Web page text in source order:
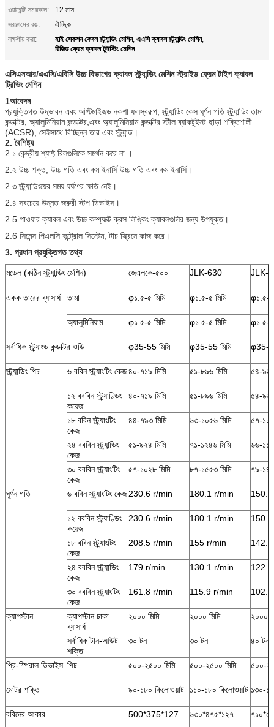
ওয়ারেন্টি সময়কাল:
12 মাস
সরঞ্জামের রঙ:
ঐচ্ছিক
লক্ষণীয় করা:
হাই সেকশন কেবল স্ট্র্যান্ডিং মেশিন, এএসি ক্যাবল স্ট্র্যান্ডিং মেশিন,
রিজিড ফ্রেম ক্যাবল টুইস্টিং মেশিন
এসিএসআর/এএসি/এবিসি উচ্চ বিভাগের ক্যাবল স্ট্র্যান্ডিং মেশিন স্ট্রাইড ফ্রেম টাইপ ক্যাবল
ট্রিভিং মেশিন
1আবেদন
প্রযুক্তিগত উদ্ভাবন এবং অপ্টিমাইজড নকশা ফলস্বরূপ, স্ট্র্যান্ডিং কেস ঘূর্ণন গতি স্ট্র্যান্ডিং তামা
কন্ডাক্টর, অ্যালুমিনিয়াম কন্ডাক্টর,এবং অ্যালুমিনিয়াম কন্ডাক্টর স্টীল ব্যাকটুইস্ট ছাড়া শক্তিশালী
(ACSR), সেইসাথে বিচ্ছিন্ন তার এবং স্ট্র্যান্ড।
2. বৈশিষ্ট্য
2.১ কেন্দ্রীয় শ্যাফ্ট রিলগুলিকে সমর্থন করে না ।
2.২ উচ্চ শক্ত, উচ্চ গতি এবং কম ইনার্সি উচ্চ গতি এবং কম ইনার্সি।
2.৩ স্ট্র্যান্ডিংয়ের সময় ঘর্ষণের ক্ষতি নেই।
2.৪ সবচেয়ে উন্নত জরুরী স্টপ ডিভাইস।
2.5 পাওয়ার ক্যাবল এবং উচ্চ কম্প্যাক্ট ক্রস লিঙ্কিং ক্যাবলগুলির জন্য উপযুক্ত।
2.6 সিমেন্স পিএলসি কন্ট্রোল সিস্টেম, টাচ স্ক্রিনে কাজ করে।
3. প্রধান প্রযুক্তিগত তথ্য
মডেল (কঠিন স্ট্র্যান্ডিং মেশিন) জেএলকে-৫০০ JLK-630 JLK-
একক তারের ব্যাসার্ধ তামা φ১.৫-৫ মিমি φ১.৫-৫ মিমি φ১.৫-৫
অ্যালুমিনিয়াম φ১.৫-৫ মিমি φ১.৫-৫ মিমি φ১.৫-৫
সর্বাধিক স্ট্র্যাংড কন্ডাক্টর ওডি φ35-55 মিমি φ35-55 মিমি φ35-
স্ট্র্যান্ডিং পিচ ৬ ববিন স্ট্র্যাংটিং কেজ৪০-৭১৯ মিমি ৫১-৮৯৬ মিমি ৫৪-৯৬৩
১২ বববিন স্ট্র্যাণ্ডিং
কয়েজ
৪০-৭১৯ মিমি ৫১-৮৯৬ মিমি ৫৪-৯৬৩
১৮ ববিন স্ট্র্যাংটিং
কেজ
৪৪-৭৯৩ মিমি ৬৩-১০৫৬ মিমি ৫৭-
২৪ বববিন স্ট্র্যান্ডিং
কেজ
৫১-৯২৪ মিমি ৭১-১২৪৬ মিমি ৬৬-
৩০ বববিন স্ট্র্যাংটিং
কেজ
৫৭-১০২৮ মিমি ৮৭-১৫৫৩ মিমি ৭৯-
ঘূর্ণন গতি ৬ ববিন স্ট্র্যাংটিং কেজ 230.6 r/min 180.1 r/min
১২ বববিন স্ট্র্যাণ্ডিং
কয়েজ
230.6 r/min 180.1 r/min
১৮ ববিন স্ট্র্যাংটিং
কেজ
208.5 r/min 155 r/min
২৪ বববিন স্ট্র্যান্ডিং
কেজ
179 r/min 130.1 r/min
৩০ বববিন স্ট্র্যাংটিং
কেজ
161.8 r/min 115.9 r/min
ক্যাপস্টান
ক্যাপস্টান চাকা
ব্যাসার্ধ
২০০০ মিমি ২০০০ মিমি ২০০০
সর্বাধিক টান-আউট
শক্তি
৩০ টন ৩০ টন ৪০ টন
প্রি-স্পিরাল ডিভাইস পিচ ৫০০-২৫০০ মিমি ৫০০-২৫০০ মিমি ৫০০-
মোটর শক্তি ৯০-১৮০ কিলোওয়াট ১১০-১৮০ কিলোওয়াট ১৩০-
ববিনের আকার 500*375*127 ৬৩০*৪৭৫*১২৭